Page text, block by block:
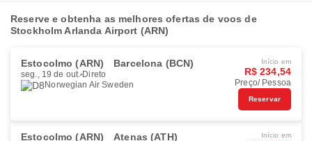
Reserve e obtenha as melhores ofertas de voos de
Stockholm Arlanda Airport (ARN)
Estocolmo (ARN) Barcelona (BCN)
seg., 19 de out. Direto
Norwegian Air Sweden
Início em
R$ 234,54
Preço/ Pessoa
Reservar
Estocolmo (ARN) Atenas (ATH) Início em